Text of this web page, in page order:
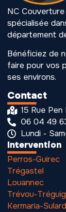
NC
spécialisée
département
Bénéficiez de
faire pour vos
ses environs.
Intervention
Perros-Guirec
Trégastel
Louannec
Trévou-
Kermaria-Sulard
Contact
15 Rue
06 04 49
Lundi -